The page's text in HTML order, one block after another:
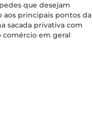
que desejam
aos principais pontos da
sacada privativa com
comércio em geral